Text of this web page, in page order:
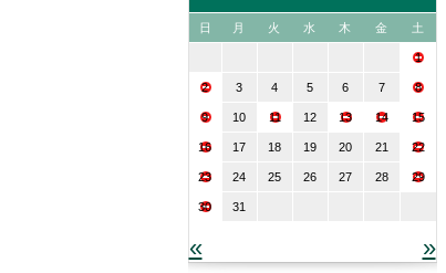
日 月 火 水 木 金 土
1
2 3 4 5 6 7 8
9 10 11 12 13 14 15
16 17 18 19 20 21 22
23 24 25 26 27 28 29
30 31
« »